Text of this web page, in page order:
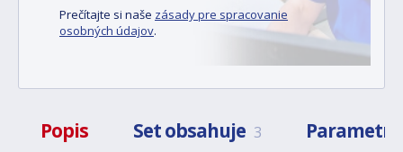
Prečítajte si naše zásady pre spracovanie
osobných údajov.
Popis Set obsahuje 3 Parametre